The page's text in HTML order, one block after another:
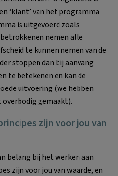
‘klant’ van het programma
is uitgevoerd zoals
nemen alle
te kunnen nemen van de
stoppen dan bij aanvang
te betekenen en kan de
uitvoering (we hebben
gemaakt).
zijn voor jou van
belang bij het werken aan
zijn voor jou van waarde, en